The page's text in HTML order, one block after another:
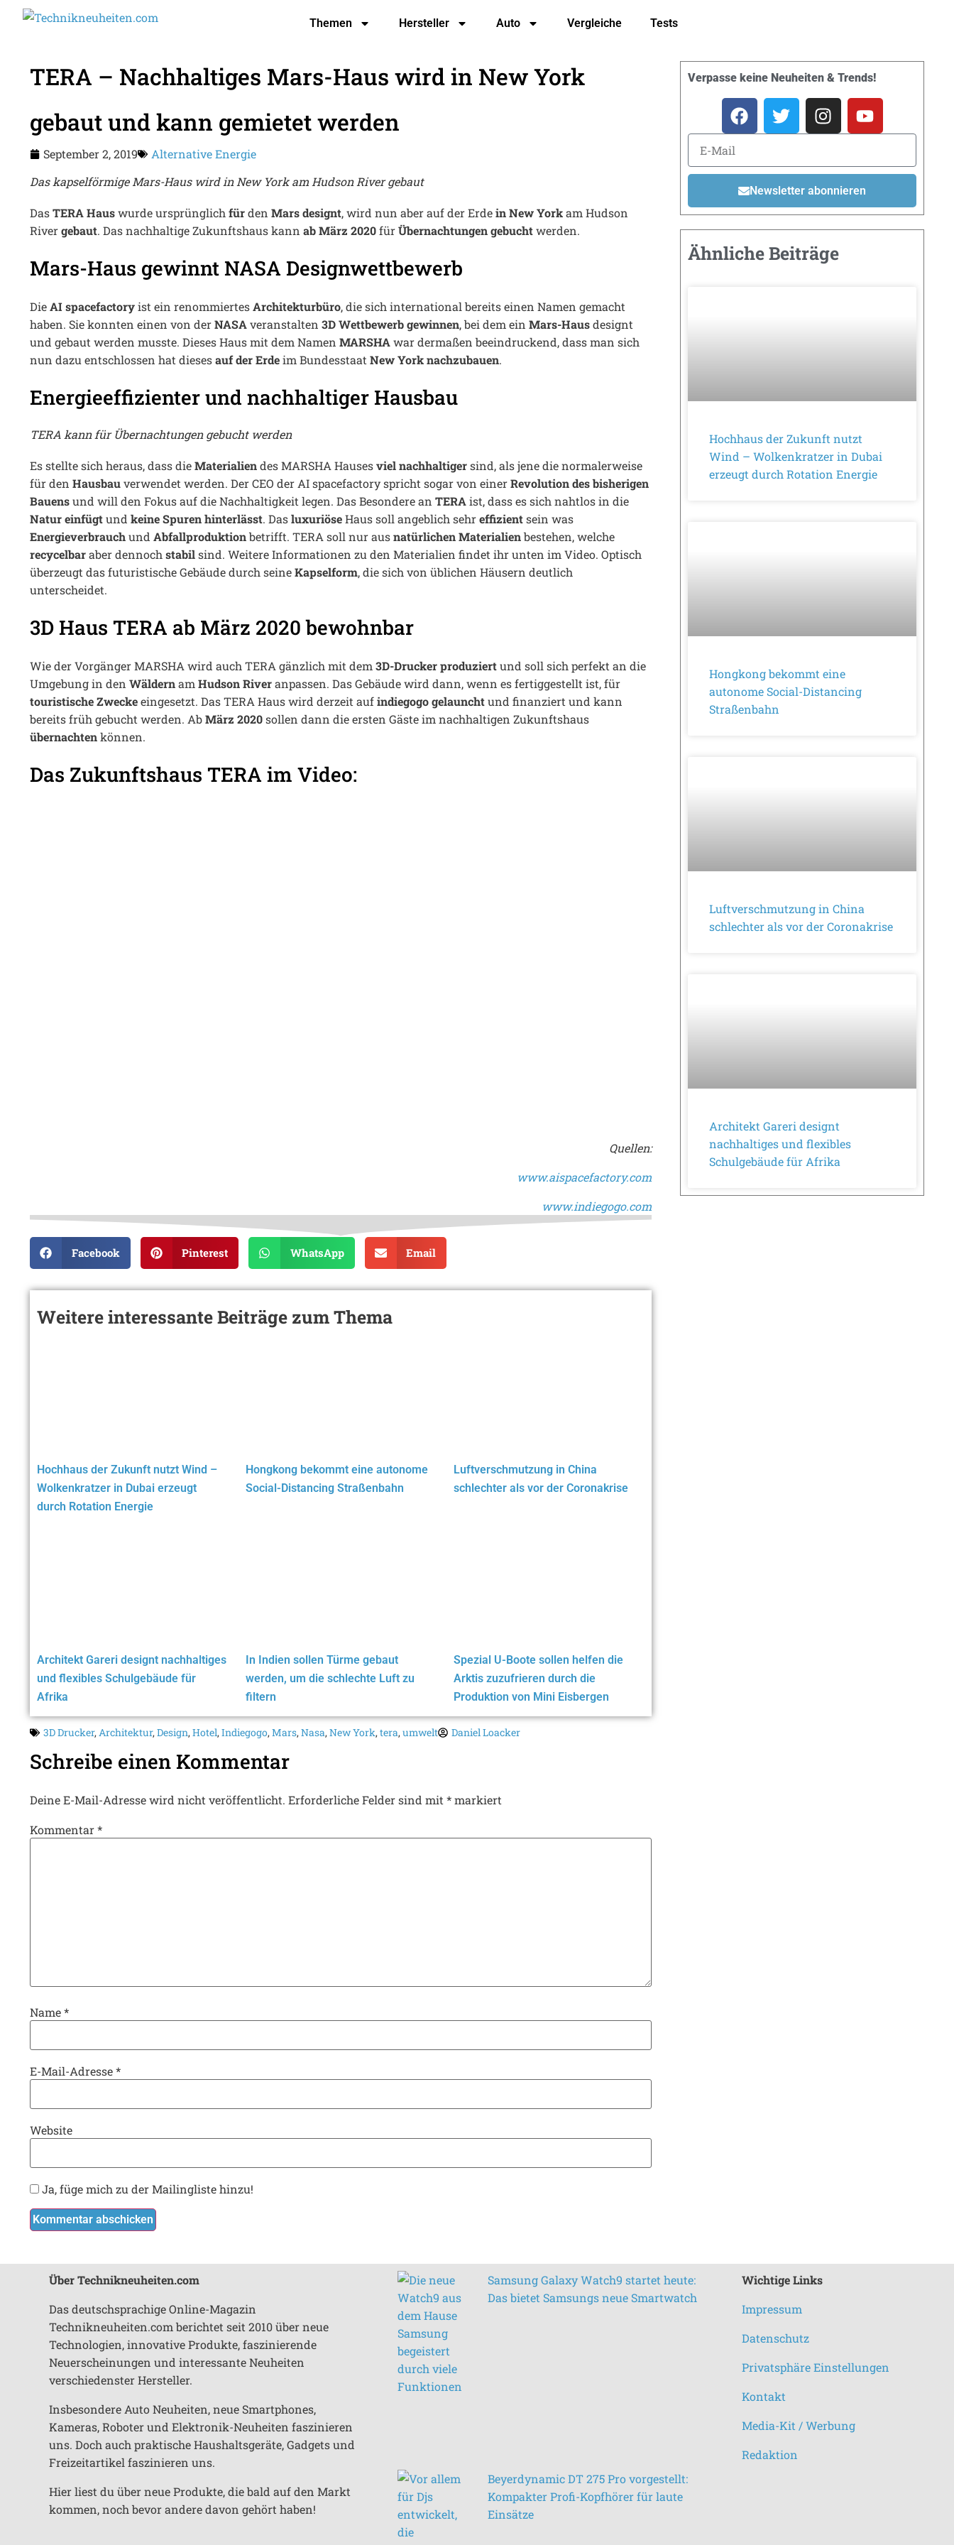
Themen Hersteller Auto Vergleiche Tests
TERA – Nachhaltiges Mars-Haus wird in New York
gebaut und kann gemietet werden
September 2, 2019
Alternative Energie
Das kapselförmige Mars-Haus wird in New York am Hudson River gebaut
DasTERA Hauswurde ursprünglich fürden Mars designt, wird nun aber auf der Erdein New Yorkam Hudson
Rivergebaut. Das nachhaltige Zukunftshaus kann ab März 2020fürÜbernachtungengebuchtwerden.
Mars-Haus gewinnt NASA Designwettbewerb
DieAI spacefactoryist ein renommiertesArchitekturbüro, die sich international bereits einen Namen gemacht
haben. Sie konnten einen von derNASAveranstalten 3D Wettbewerb gewinnen, bei dem ein Mars-Hausdesignt
und gebaut werden musste. Dieses Haus mit dem Namen MARSHAwar dermaßen beeindruckend, dass man sich
nun dazu entschlossen hat diesesauf der Erdeim Bundesstaat New York nachzubauen.
Energieeffizienter und nachhaltiger Hausbau
TERA kann für Übernachtungen gebucht werden
Es stellte sich heraus, dass dieMaterialiendes MARSHA Hausesviel nachhaltigersind, als jene die normalerweise
für den Hausbauverwendet werden. Der CEO der AI spacefactory spricht sogar von einerRevolution des bisherigen
Bauensund will den Fokus auf die Nachhaltigkeit legen. Das Besondere an TERAist, dass es sich nahtlos in die
Natureinfügtund keine Spuren hinterlässt. DasluxuriöseHaus soll angeblich sehreffizientsein was
Energieverbrauchund Abfallproduktionbetrifft. TERA soll nur ausnatürlichen Materialienbestehen, welche
recycelbaraber dennoch stabilsind. Weitere Informationen zu den Materialien findet ihr unten im Video. Optisch
überzeugt das futuristische Gebäude durch seineKapselform, die sich von üblichen Häusern deutlich
unterscheidet.
3D Haus TERA ab März 2020 bewohnbar
Wie der Vorgänger MARSHA wird auch TERA gänzlich mit dem 3D-Drucker produziertund soll sich perfekt an die
Umgebung in den Wäldernam Hudson Riveranpassen. Das Gebäude wird dann, wenn es fertiggestellt ist, für
touristische Zweckeeingesetzt. Das TERA Haus wird derzeit aufindiegogogelaunchtund finanziert und kann
bereits früh gebucht werden. AbMärz 2020sollen dann die ersten Gäste im nachhaltigen Zukunftshaus
übernachtenkönnen.
Das Zukunftshaus TERA im Video:
Quellen:
www.aispacefactory.com
www.indiegogo.com
Facebook Pinterest WhatsApp Email
Weitere interessante Beiträge zum Thema
Hochhaus der Zukunft nutzt Wind –
Wolkenkratzer in Dubai erzeugt
durch Rotation Energie
Hongkong bekommt eine autonome
Social-Distancing Straßenbahn
Luftverschmutzung in China
schlechter als vor der Coronakrise
Architekt Gareri designt nachhaltiges
und flexibles Schulgebäude für
Afrika
In Indien sollen Türme gebaut
werden, um die schlechte Luft zu
filtern
Spezial U-Boote sollen helfen die
Arktis zuzufrieren durch die
Produktion von Mini Eisbergen
3D Drucker, Architektur, Design, Hotel, Indiegogo, Mars, Nasa, New York, tera, umwelt Daniel Loacker
Schreibe einen Kommentar
Deine E-Mail-Adresse wird nicht veröffentlicht. Erforderliche Felder sind mit *markiert
Kommentar*
Name*
E-Mail-Adresse*
Website
Ja, füge mich zu der Mailingliste hinzu!
Verpasse keine Neuheiten & Trends!
Newsletter abonnieren
Ähnliche Beiträge
Hochhaus der Zukunft nutzt
Wind – Wolkenkratzer in Dubai
erzeugt durch Rotation Energie
Hongkong bekommt eine
autonome Social-Distancing
Straßenbahn
Luftverschmutzung in China
schlechter als vor der Coronakrise
Architekt Gareri designt
nachhaltiges und flexibles
Schulgebäude für Afrika
Über Technikneuheiten.com
Das deutschsprachige Online-Magazin
Technikneuheiten.com berichtet seit 2010 über neue
Technologien, innovative Produkte, faszinierende
Neuerscheinungen und interessante Neuheiten
verschiedenster Hersteller.
Insbesondere Auto Neuheiten, neue Smartphones,
Kameras, Roboter und Elektronik-Neuheiten faszinieren
uns. Doch auch praktische Haushaltsgeräte, Gadgets und
Freizeitartikel faszinieren uns.
Hier liest du über neue Produkte, die bald auf den Markt
kommen, noch bevor andere davon gehört haben!
Samsung Galaxy Watch9 startet heute:
Das bietet Samsungs neue Smartwatch
Beyerdynamic DT 275 Pro vorgestellt:
Kompakter Profi-Kopfhörer für laute
Einsätze
Wichtige Links
Impressum
Datenschutz
Privatsphäre Einstellungen
Kontakt
Media-Kit / Werbung
Redaktion